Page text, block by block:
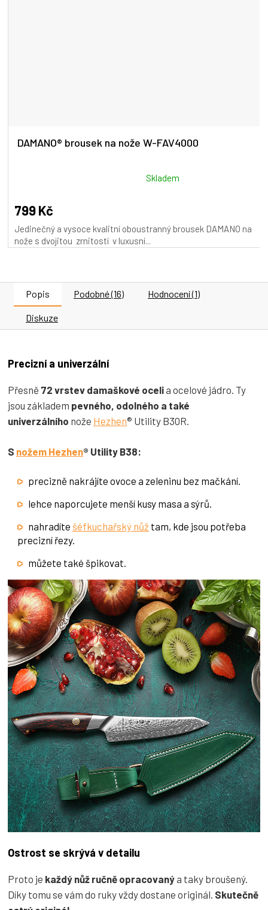
DAMANO® brousek na nože W-FAV4000
produktu
je
5,0
z
Skladem
799 Kč
Jedinečný a vysoce kvalitní oboustranný brousek DAMANO na
nože s dvojitou zrnitostí v luxusní...
Popis Podobné (16) Hodnocení (1)
Diskuze
Precizní a univerzální
Přesně 72 vrstev damaškové ocelia ocelové jádro. Ty
jsou základem pevného, odolného a také
univerzálního nože Hezhen® Utility B30R.
S nožem Hezhen® Utility B38:
precizně nakrájíte ovoce a zeleninu bez mačkání.
lehce naporcujete menší kusy masa a sýrů.
nahradíte šéfkuchařský nůž tam, kde jsou potřeba
precizní řezy.
můžete také špikovat.
Ostrost se skrývá v detailu
Proto je každý nůž ručně opracovanýa taky broušený.
Díky tomu se vám do ruky vždy dostane originál. Skutečně